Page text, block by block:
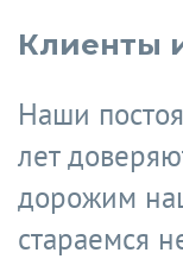
Клиенты
Наши
лет
дорожим
стараемся